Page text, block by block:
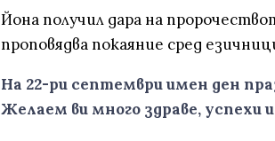
Йона получил дара на
проповядва покаяние сред
На 22-ри септември имен ден
Желаем ви много здраве, успехи